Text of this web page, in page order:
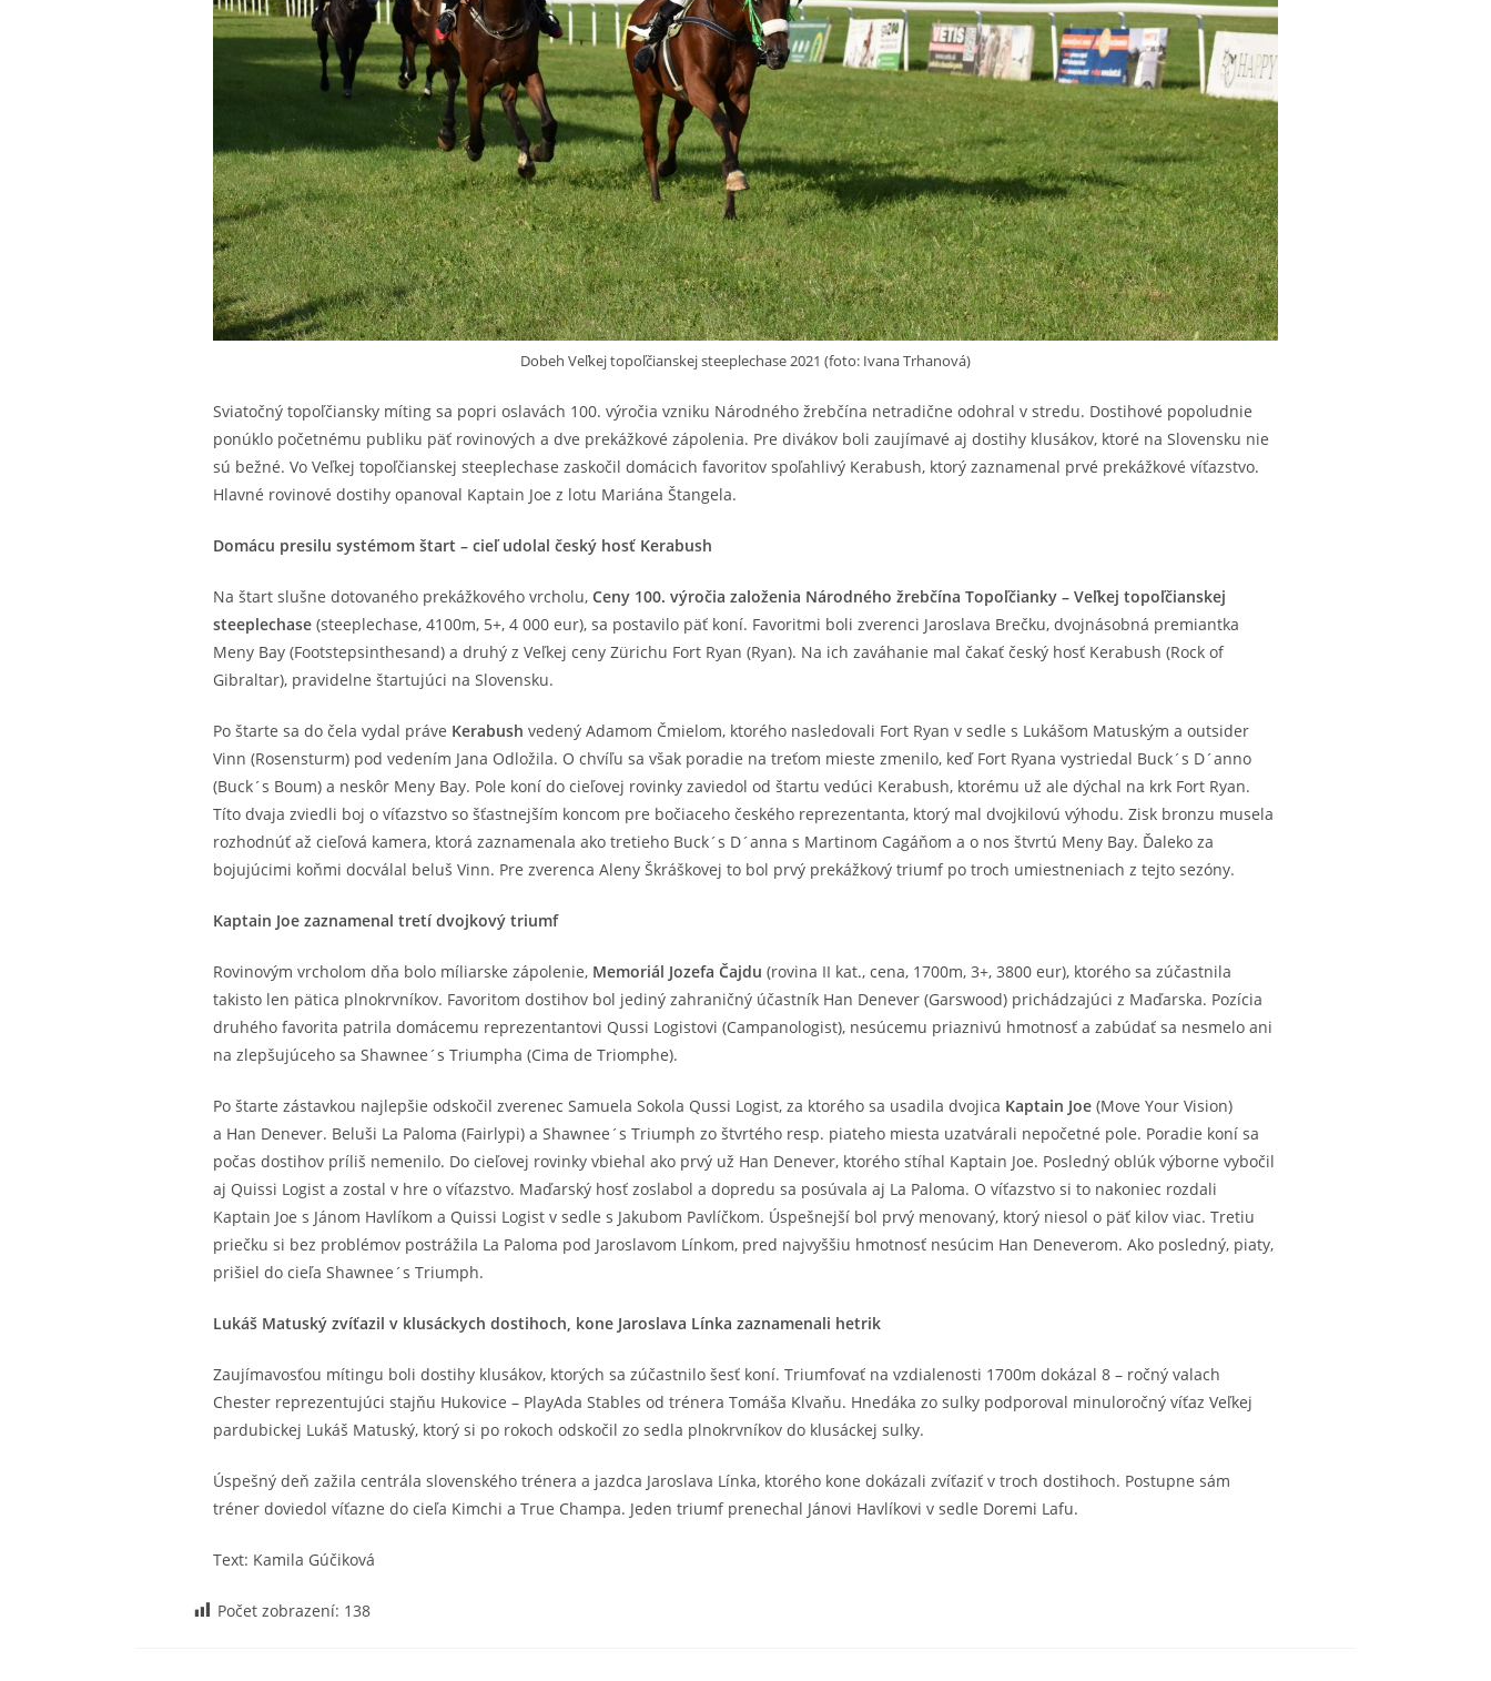
Dobeh Veľkej topoľčianskej steeplechase 2021 (foto: Ivana Trhanová)
Sviatočný topoľčiansky míting sa popri oslavách 100. výročia vzniku Národného žrebčína netradične odohral v stredu. Dostihové popoludnie
ponúklo početnému publiku päť rovinových a dve prekážkové zápolenia. Pre divákov boli zaujímavé aj dostihy klusákov, ktoré na Slovensku nie
sú bežné. Vo Veľkej topoľčianskej steeplechase zaskočil domácich favoritov spoľahlivý Kerabush, ktorý zaznamenal prvé prekážkové víťazstvo.
Hlavné rovinové dostihy opanoval Kaptain Joe z lotu Mariána Štangela.
Domácu presilu systémom štart – cieľ udolal český hosť Kerabush
Na štart slušne dotovaného prekážkového vrcholu, Ceny 100. výročia založenia Národného žrebčína Topoľčianky – Veľkej topoľčianskej
steeplechase (steeplechase, 4100m, 5+, 4 000 eur), sa postavilo päť koní. Favoritmi boli zverenci Jaroslava Brečku, dvojnásobná premiantka
Meny Bay (Footstepsinthesand) a druhý z Veľkej ceny Zürichu Fort Ryan (Ryan). Na ich zaváhanie mal čakať český hosť Kerabush (Rock of
Gibraltar), pravidelne štartujúci na Slovensku.
Po štarte sa do čela vydal práve Kerabush vedený Adamom Čmielom, ktorého nasledovali Fort Ryan v sedle s Lukášom Matuským a outsider
Vinn (Rosensturm) pod vedením Jana Odložila. O chvíľu sa však poradie na treťom mieste zmenilo, keď Fort Ryana vystriedal Buck´s D´anno
(Buck´s Boum) a neskôr Meny Bay. Pole koní do cieľovej rovinky zaviedol od štartu vedúci Kerabush, ktorému už ale dýchal na krk Fort Ryan.
Títo dvaja zviedli boj o víťazstvo so šťastnejším koncom pre bočiaceho českého reprezentanta, ktorý mal dvojkilovú výhodu. Zisk bronzu musela
rozhodnúť až cieľová kamera, ktorá zaznamenala ako tretieho Buck´s D´anna s Martinom Cagáňom a o nos štvrtú Meny Bay. Ďaleko za
bojujúcimi koňmi docválal beluš Vinn. Pre zverenca Aleny Škráškovej to bol prvý prekážkový triumf po troch umiestneniach z tejto sezóny.
Kaptain Joe zaznamenal tretí dvojkový triumf
Rovinovým vrcholom dňa bolo míliarske zápolenie, Memoriál Jozefa Čajdu (rovina II kat., cena, 1700m, 3+, 3800 eur), ktorého sa zúčastnila
takisto len pätica plnokrvníkov. Favoritom dostihov bol jediný zahraničný účastník Han Denever (Garswood) prichádzajúci z Maďarska. Pozícia
druhého favorita patrila domácemu reprezentantovi Qussi Logistovi (Campanologist), nesúcemu priaznivú hmotnosť a zabúdať sa nesmelo ani
na zlepšujúceho sa Shawnee´s Triumpha (Cima de Triomphe).
Po štarte zástavkou najlepšie odskočil zverenec Samuela Sokola Qussi Logist, za ktorého sa usadila dvojica Kaptain Joe (Move Your Vision)
a Han Denever. Beluši La Paloma (Fairlypi) a Shawnee´s Triumph zo štvrtého resp. piateho miesta uzatvárali nepočetné pole. Poradie koní sa
počas dostihov príliš nemenilo. Do cieľovej rovinky vbiehal ako prvý už Han Denever, ktorého stíhal Kaptain Joe. Posledný oblúk výborne vybočil
aj Quissi Logist a zostal v hre o víťazstvo. Maďarský hosť zoslabol a dopredu sa posúvala aj La Paloma. O víťazstvo si to nakoniec rozdali
Kaptain Joe s Jánom Havlíkom a Quissi Logist v sedle s Jakubom Pavlíčkom. Úspešnejší bol prvý menovaný, ktorý niesol o päť kilov viac. Tretiu
priečku si bez problémov postrážila La Paloma pod Jaroslavom Línkom, pred najvyššiu hmotnosť nesúcim Han Deneverom. Ako posledný, piaty,
prišiel do cieľa Shawnee´s Triumph.
Lukáš Matuský zvíťazil v klusáckych dostihoch, kone Jaroslava Línka zaznamenali hetrik
Zaujímavosťou mítingu boli dostihy klusákov, ktorých sa zúčastnilo šesť koní. Triumfovať na vzdialenosti 1700m dokázal 8 – ročný valach
Chester reprezentujúci stajňu Hukovice – PlayAda Stables od trénera Tomáša Klvaňu. Hnedáka zo sulky podporoval minuloročný víťaz Veľkej
pardubickej Lukáš Matuský, ktorý si po rokoch odskočil zo sedla plnokrvníkov do klusáckej sulky.
Úspešný deň zažila centrála slovenského trénera a jazdca Jaroslava Línka, ktorého kone dokázali zvíťaziť v troch dostihoch. Postupne sám
tréner doviedol víťazne do cieľa Kimchi a True Champa. Jeden triumf prenechal Jánovi Havlíkovi v sedle Doremi Lafu.
Text: Kamila Gúčiková
Počet zobrazení: 138